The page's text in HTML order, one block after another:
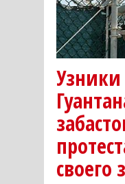
своего